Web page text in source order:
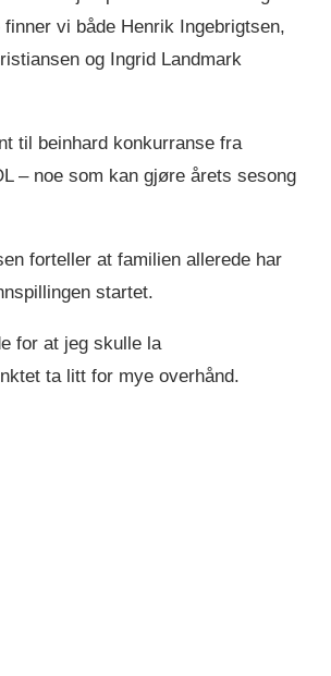
vi både Henrik Ingebrigtsen,
og Ingrid Landmark
til beinhard konkurranse fra
– noe som kan gjøre årets sesong
forteller at familien allerede har
startet.
for at jeg skulle la
ta litt for mye overhånd.